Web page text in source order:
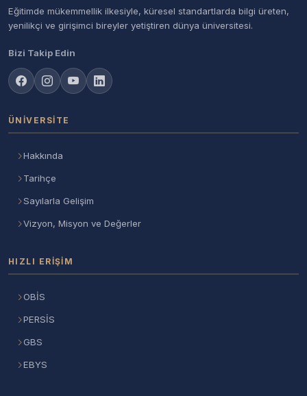
Eğitimde mükemmellik ilkesiyle, küresel standartlarda bilgi üreten,
yenilikçi ve girişimci bireyler yetiştiren dünya üniversitesi.
Bizi Takip Edin
ÜNIVERSITE
Hakkında
Tarihçe
Sayılarla Gelişim
Vizyon, Misyon ve Değerler
HIZLI ERIŞIM
OBİS
PERSİS
GBS
EBYS